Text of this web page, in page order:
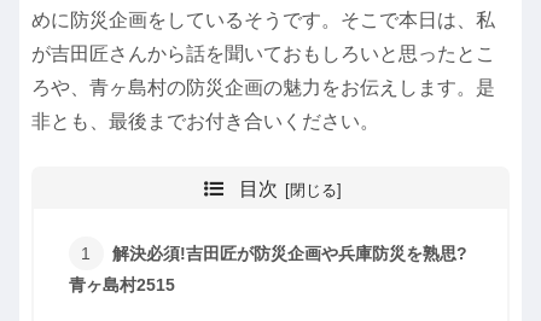
めに防災企画をしているそうです。そこで本日は、私
が吉田匠さんから話を聞いておもしろいと思ったとこ
ろや、青ヶ島村の防災企画の魅力をお伝えします。是
非とも、最後までお付き合いください。
目次
解決必須!吉田匠が防災企画や兵庫防災を熟思?
青ヶ島村2515